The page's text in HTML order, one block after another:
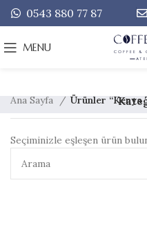
0543 880 77 87
MENU
Ana Sayfa Ürünler “Kenya
Seçiminizle eşleşen ürün